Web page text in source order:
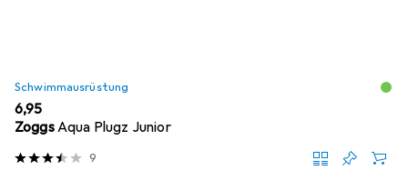
Schwimmausrüstung
EUR
6,95
ZoggsAqua Plugz Junior
9